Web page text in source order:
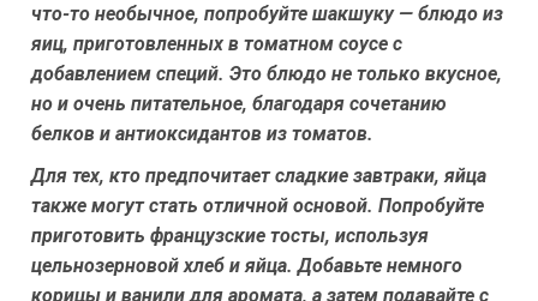
что-то необычное, попробуйте шакшуку — блюдо из
яиц, приготовленных в томатном соусе с
добавлением специй. Это блюдо не только вкусное,
но и очень питательное, благодаря сочетанию
белков и антиоксидантов из томатов.
Для тех, кто предпочитает сладкие завтраки, яйца
также могут стать отличной основой. Попробуйте
приготовить французские тосты, используя
цельнозерновой хлеб и яйца. Добавьте немного
корицы и ванили для аромата, а затем подавайте с